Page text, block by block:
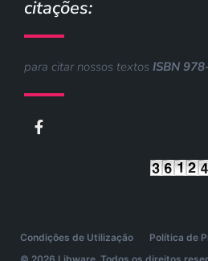
citações:
para citar nossos textos ISBN
F
a
-
Condições de Utilização Política de